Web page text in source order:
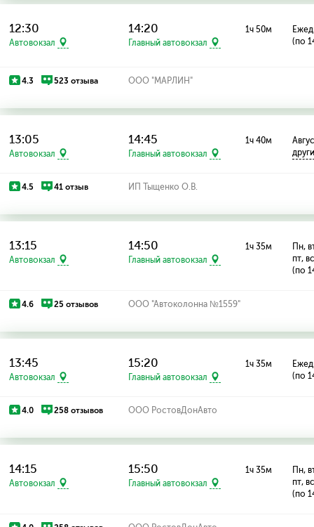
12:30
Автовокзал
14:20
Главный автовокзал
1ч 50м
(по
4.3 523 отзыва ООО "МАРЛИН"
13:05
Автовокзал
14:45
Главный автовокзал
1ч 40м
4.5 41 отзыв ИП Тыщенко О.В.
13:15
Автовокзал
14:50
Главный автовокзал
1ч 35м
Пн,
пт,
(по
4.6 25 отзывов ООО "Автоколонна №1559"
13:45
Автовокзал
15:20
Главный автовокзал
1ч 35м
(по
4.0 258 отзывов ООО РостовДонАвто
14:15
Автовокзал
15:50
Главный автовокзал
1ч 35м
Пн,
пт,
(по